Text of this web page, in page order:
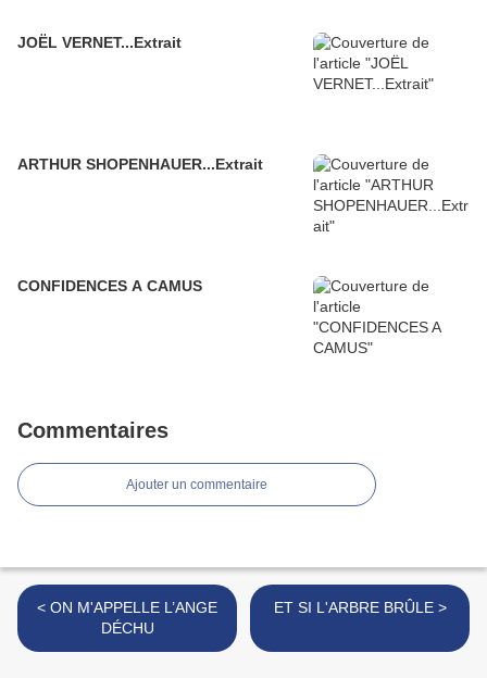
JOËL VERNET...Extrait
ARTHUR SHOPENHAUER...Extrait
CONFIDENCES A CAMUS
Commentaires
Ajouter un commentaire
< ON M'APPELLE L’ANGE
DÉCHU
ET SI L'ARBRE BRÛLE >